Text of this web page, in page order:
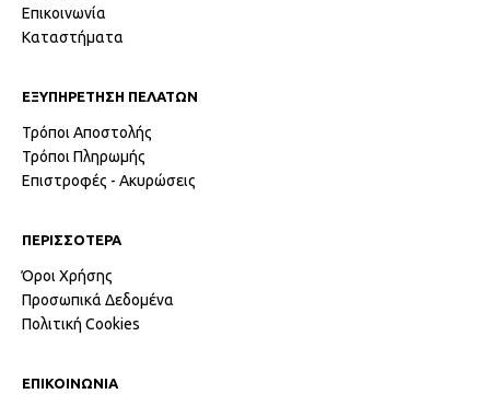
Επικοινωνία
Καταστήματα
ΕΞΥΠΗΡΕΤΗΣΗ ΠΕΛΑΤΩΝ
Τρόποι Αποστολής
Τρόποι Πληρωμής
Επιστροφές - Ακυρώσεις
ΠΕΡΙΣΣΟΤΕΡΑ
Όροι Χρήσης
Προσωπικά Δεδομένα
Πολιτική Cookies
ΕΠΙΚΟΙΝΩΝΙΑ